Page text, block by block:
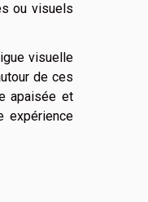
ou visuels
visuelle
de ces
apaisée et
expérience